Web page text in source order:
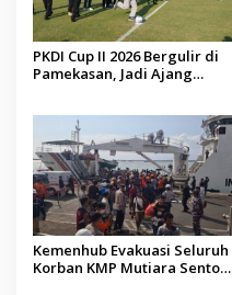
PKDI Cup II 2026 Bergulir di
Pamekasan, Jadi Ajang
Kemenhub Evakuasi Seluruh
Korban KMP Mutiara Sentosa